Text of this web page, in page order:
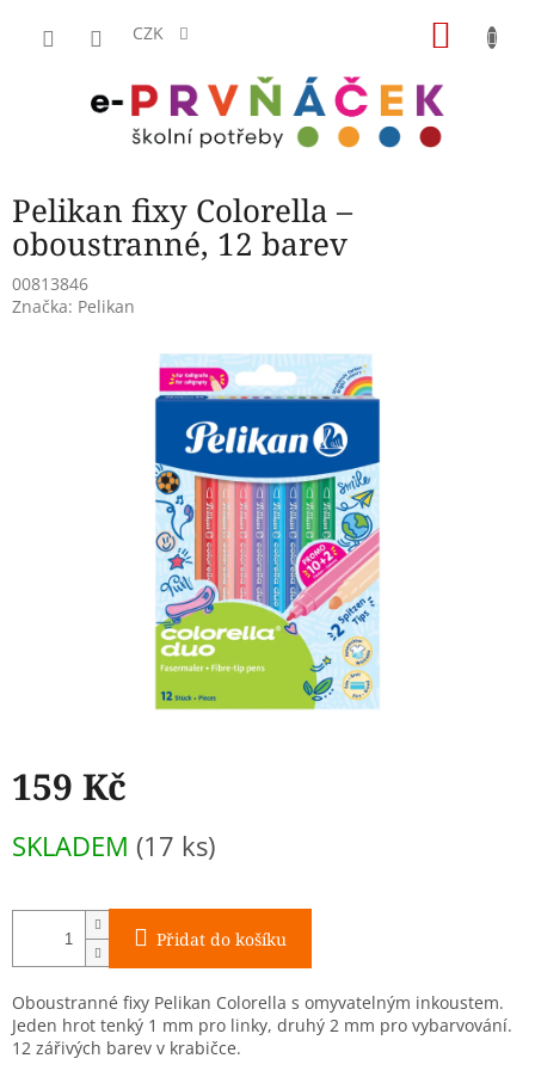
CZK
Pelikan fixy Colorella –
oboustranné, 12 barev
00813846
Značka: Pelikan
159 Kč
cena:
SKLADEM (17 ks)
Přidat do košíku
Oboustranné fixy Pelikan Colorella s omyvatelným inkoustem.
Jeden hrot tenký 1 mm pro linky, druhý 2 mm pro vybarvování.
12 zářivých barev v krabičce.